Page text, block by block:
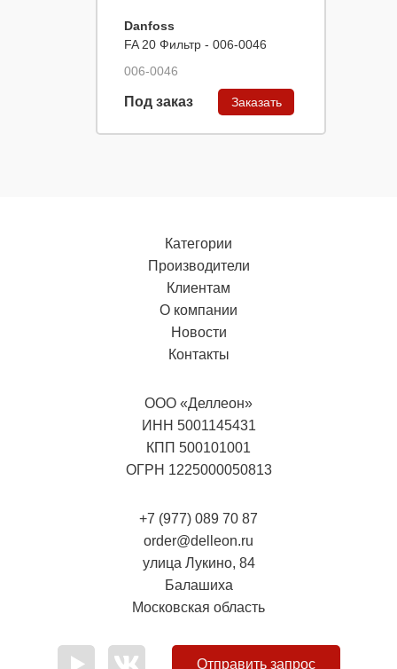
Danfoss
FA 20 Фильтр - 006-0046
006-0046
Под заказ Заказать
Категории
Производители
Клиентам
О компании
Новости
Контакты
ООО «Деллеон»
ИНН 5001145431
КПП 500101001
ОГРН 1225000050813
+7 (977) 089 70 87
order@delleon.ru
улица Лукино, 84
Балашиха
Московская область
Отправить запрос